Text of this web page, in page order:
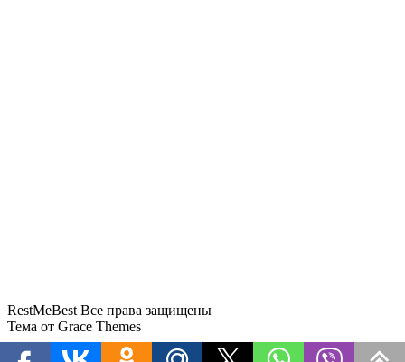
RestMeBest Все права защищены
Тема от Grace Themes